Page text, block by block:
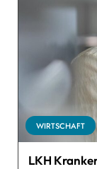
WIRTSCHAFT
LKH